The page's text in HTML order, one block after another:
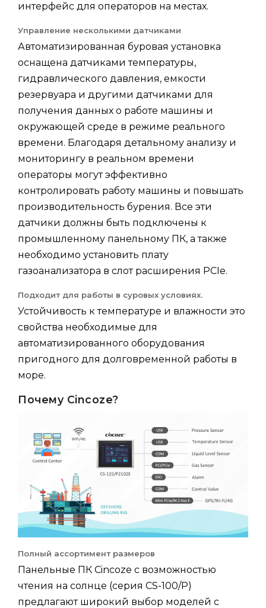
интерфейс для операторов на местах.
Управление несколькими датчиками
Автоматизированная буровая установка
оснащена датчиками температуры,
гидравлического давления, емкости
резервуара и другими датчиками для
получения данных о работе машины и
окружающей среде в режиме реального
времени. Благодаря детальному анализу и
мониторингу в реальном времени
операторы могут эффективно
контролировать работу машины и повышать
производительность бурения. Все эти
датчики должны быть подключены к
промышленному панельному ПК, а также
необходимо установить плату
газоанализатора в слот расширения PCIe.
Подходит для работы в суровых условиях.
Устойчивость к температуре и влажности это
свойства необходимые для
автоматизированного оборудования
пригодного для долговременной работы в
море.
Почему Cincoze?
Полный ассортимент размеров
Панельные ПК Cincoze с возможностью
чтения на солнце (серия CS-100/P)
предлагают широкий выбор моделей с